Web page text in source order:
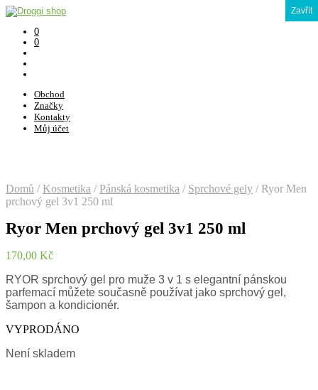
0
0
Obchod
Značky
Kontakty
Můj účet
Domů / Kosmetika / Pánská kosmetika / Sprchové gely /Ryor Men
prchový gel 3v1 250 ml
Ryor Men prchový gel 3v1 250 ml
170,00 Kč
RYOR sprchový gel pro muže 3 v 1 s elegantní pánskou
parfemací můžete současně používat jako sprchový gel,
šampon a kondicionér.
VYPRODÁNO
Není skladem
Zavřít